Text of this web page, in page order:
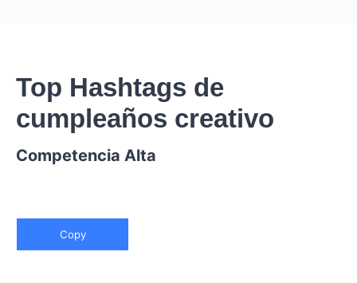
Top Hashtags de
cumpleaños creativo
Competencia Alta
Copy